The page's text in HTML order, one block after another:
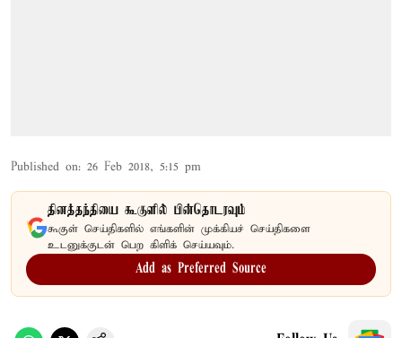
Published on: 26 Feb 2018, 5:15 pm
தினத்தந்தியை கூகுளில் பின்தொடரவும்
கூகுள் செய்திகளில் எங்களின் முக்கியச் செய்திகளை
உடனுக்குடன் பெற கிளிக் செய்யவும்.
Add as Preferred Source